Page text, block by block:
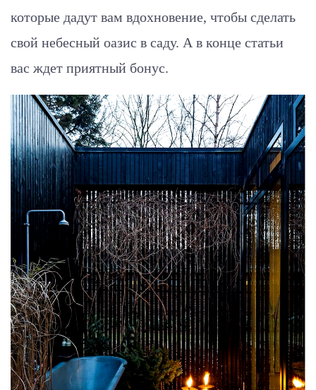
которые дадут вам вдохновение, чтобы сделать
свой небесный оазис в саду. А в конце статьи
вас ждет приятный бонус.